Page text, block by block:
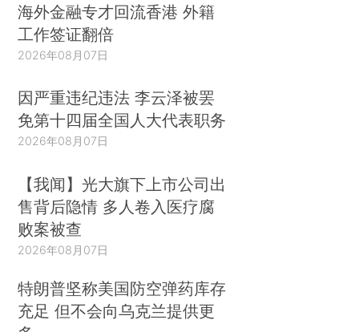
海外金融专才回流香港 外籍
工作签证翻倍
2026年08月07日
因严重违纪违法 李云泽被罢
免第十四届全国人大代表职务
2026年08月07日
【我闻】光大旗下上市公司出
售背后隐情 多人卷入医疗腐
败案被查
2026年08月07日
特朗普坚称美国防空弹药库存
充足 但不会向乌克兰提供更